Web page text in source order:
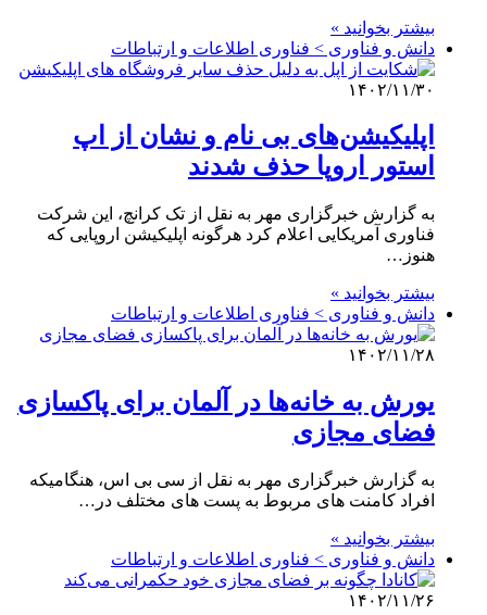
بیشتر بخوانید »
دانش و فناوری > فناوری اطلاعات و ارتباطات
۱۴۰۲/۱۱/۳۰
اپلیکیشن‌های بی نام و نشان از اپ
استور اروپا حذف شدند
به گزارش خبرگزاری مهر به نقل از تک کرانچ، این شرکت
فناوری آمریکایی اعلام کرد هرگونه اپلیکیشن اروپایی که
هنوز…
بیشتر بخوانید »
دانش و فناوری > فناوری اطلاعات و ارتباطات
۱۴۰۲/۱۱/۲۸
یورش به خانه‌ها در آلمان برای پاکسازی
فضای مجازی
به گزارش خبرگزاری مهر به نقل از سی بی اس، هنگامیکه
افراد کامنت های مربوط به پست های مختلف در…
بیشتر بخوانید »
دانش و فناوری > فناوری اطلاعات و ارتباطات
۱۴۰۲/۱۱/۲۶